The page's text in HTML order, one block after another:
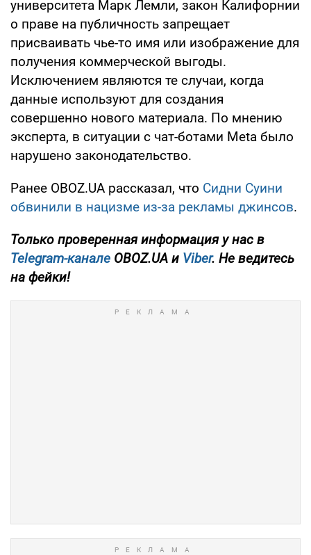
университета Марк Лемли, закон Калифорнии
о праве на публичность запрещает
присваивать чье-то имя или изображение для
получения коммерческой выгоды.
Исключением являются те случаи, когда
данные используют для создания
совершенно нового материала. По мнению
эксперта, в ситуации с чат-ботами Meta было
нарушено законодательство.
Ранее OBOZ.UA рассказал, что Сидни Суини
обвинили в нацизме из-за рекламы джинсов.
Только проверенная информация у нас в
Telegram-канале OBOZ.UA и Viber. Не ведитесь
на фейки!